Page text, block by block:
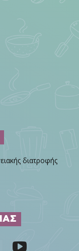
διατροφής